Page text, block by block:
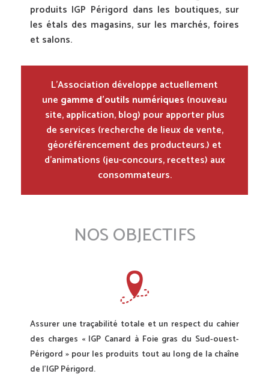
produits IGP Périgord dans les boutiques, sur
les étals des magasins, sur les marchés, foires
et salons.
L’Association développe actuellement
une gamme d’outils numériques (nouveau
site, application, blog) pour apporter plus
de services (recherche de lieux de vente,
géoréférencement des producteurs.) et
d’animations (jeu-concours, recettes) aux
consommateurs.
NOS OBJECTIFS
Assurer une traçabilité totale et un respect du cahier
des charges « IGP Canard à Foie gras du Sud-ouest-
Périgord » pour les produits tout au long de la chaîne
de l’IGP Périgord.